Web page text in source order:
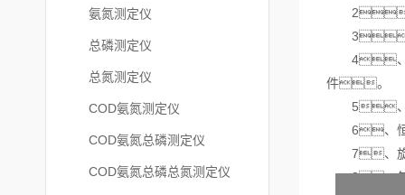
氨氮测定仪
总磷测定仪
总氮测定仪
COD氨氮测定仪
COD氨氮总磷测定仪
COD氨氮总磷总氮测定仪
2、
3、
4、打
件。
5、氮
6、恒
7、旋
8、每个